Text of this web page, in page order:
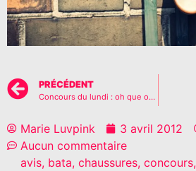
PRÉCÉDENT
Concours du lundi : oh que oui!!…
Marie Luvpink 3 avril 2012
Aucun commentaire
avis, bata, chaussures, concours,